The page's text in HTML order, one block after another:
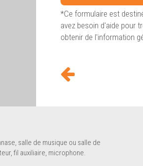
*Ce formulaire est
avez besoin d'aide pour
obtenir de l'information
salle de musique ou salle de
fil auxiliaire, microphone.